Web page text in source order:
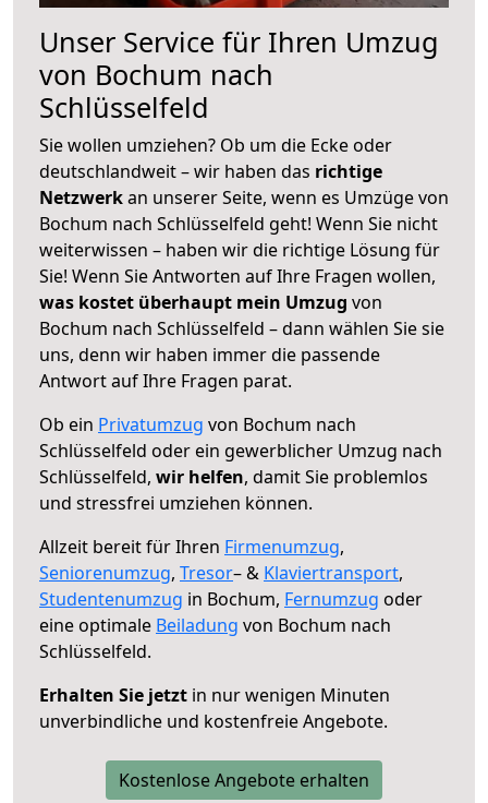
Unser Service für Ihren Umzug
von Bochum nach
Schlüsselfeld
Sie wollen umziehen? Ob um die Ecke oder
deutschlandweit – wir haben das richtige
Netzwerkan unserer Seite, wenn es Umzüge von
Bochum nach Schlüsselfeld geht! Wenn Sie nicht
weiterwissen – haben wir die richtige Lösung für
Sie! Wenn Sie Antworten auf Ihre Fragen wollen,
was kostet überhaupt mein Umzug von
Bochum nach Schlüsselfeld – dann wählen Sie sie
uns, denn wir haben immer die passende
Antwort auf Ihre Fragen parat.
Ob ein Privatumzug von Bochum nach
Schlüsselfeld oder ein gewerblicher Umzug nach
Schlüsselfeld, wir helfen, damit Sie problemlos
und stressfrei umziehen können.
Allzeit bereit für Ihren Firmenumzug,
Seniorenumzug, Tresor– & Klaviertransport,
Studentenumzug in Bochum, Fernumzug oder
eine optimale Beiladung von Bochum nach
Schlüsselfeld.
Erhalten Sie jetzt in nur wenigen Minuten
unverbindliche und kostenfreie Angebote.
Kostenlose Angebote erhalten